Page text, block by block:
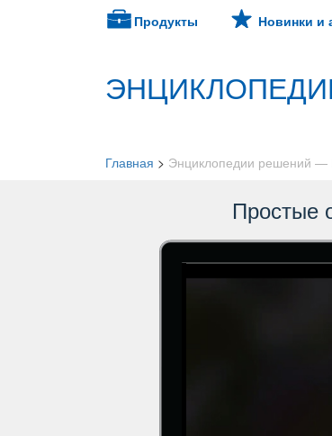
Продукты Новинки и
Главная > Энциклопедии решений —
Простые